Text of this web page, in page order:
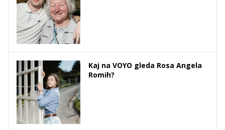
Kaj na VOYO gleda Rosa Angela
Romih?